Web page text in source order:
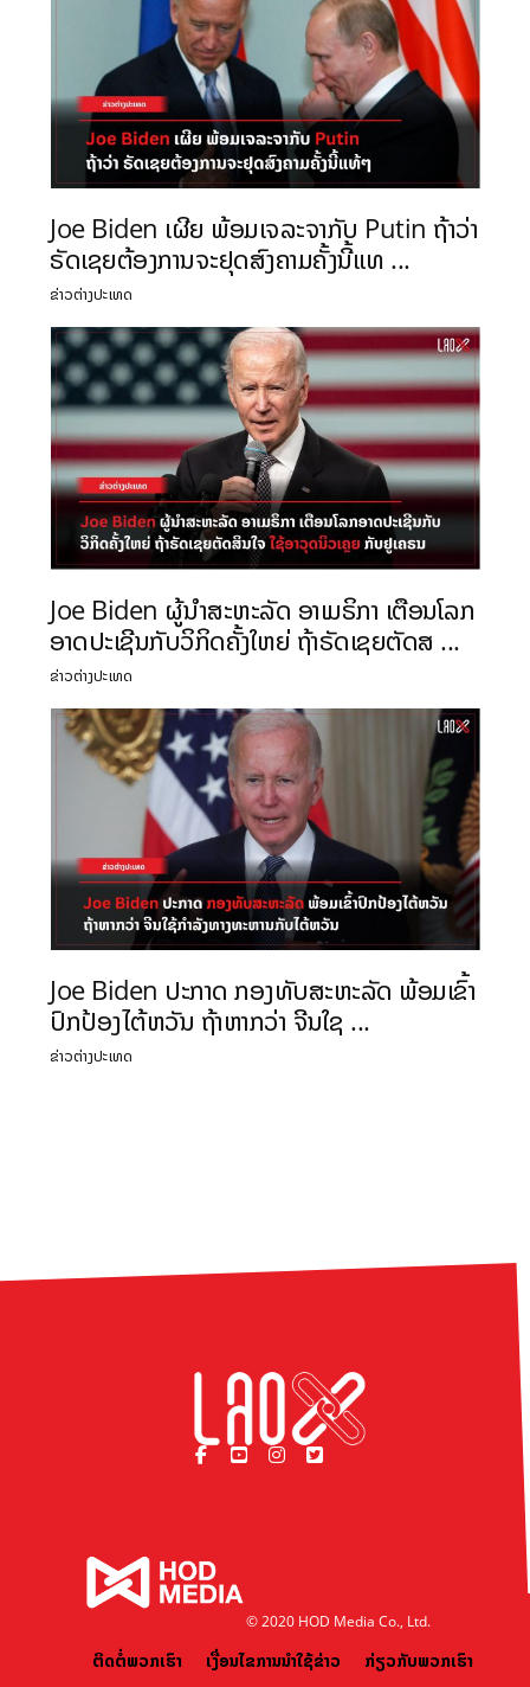
Joe Biden ເຜີຍ ພ້ອມເຈລະຈາກັບ Putin ຖ້າວ່າ
ຣັດເຊຍຕ້ອງການຈະຢຸດສົງຄາມຄັ້ງນີ້ແທ ...
ຂ່າວຕ່າງປະເທດ
Joe Biden ຜູ້ນຳສະຫະລັດ ອາເມຣິກາ ເຕືອນໂລກ
ອາດປະເຊີນກັບວິກິດຄັ້ງໃຫຍ່ ຖ້າຣັດເຊຍຕັດສ ...
ຂ່າວຕ່າງປະເທດ
Joe Biden ປະກາດ ກອງທັບສະຫະລັດ ພ້ອມເຂົ້າ
ປົກປ້ອງໄຕ້ຫວັນ ຖ້າຫາກວ່າ ຈີນໃຊ ...
ຂ່າວຕ່າງປະເທດ
© 2020 HOD Media Co., Ltd.
ຕິດຕໍ່ພວກເຮົາ ເງື່ອນໄຂການນຳໃຊ້ຂ່າວ ກ່ຽວກັບພວກເຮົາ